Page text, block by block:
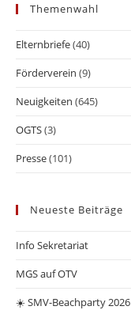
Themenwahl
Elternbriefe(40)
Förderverein (9)
Neuigkeiten (645)
OGTS(3)
Presse(101)
Neueste Beiträge
Info Sekretariat
MGS auf OTV
☀️ SMV-Beachparty